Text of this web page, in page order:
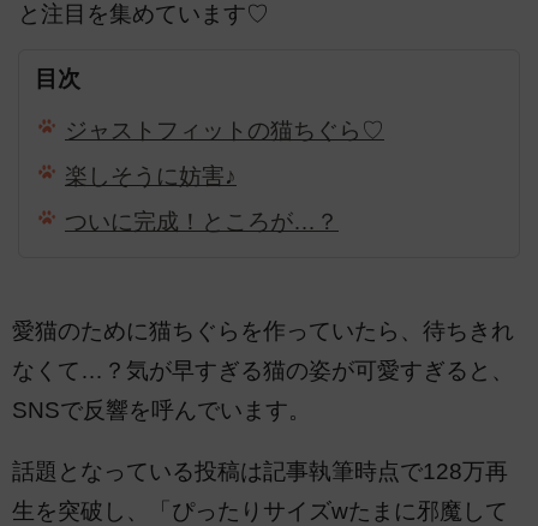
と注目を集めています♡
目次
ジャストフィットの猫ちぐら♡
楽しそうに妨害♪
ついに完成！ところが…？
愛猫のために猫ちぐらを作っていたら、待ちきれ
なくて…？気が早すぎる猫の姿が可愛すぎると、
SNSで反響を呼んでいます。
話題となっている投稿は記事執筆時点で128万再
生を突破し、「ぴったりサイズwたまに邪魔して